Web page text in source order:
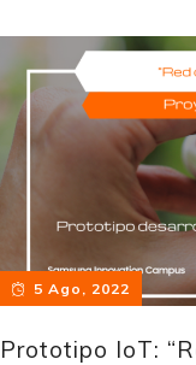
5 Ago, 2022
Prototipo IoT: